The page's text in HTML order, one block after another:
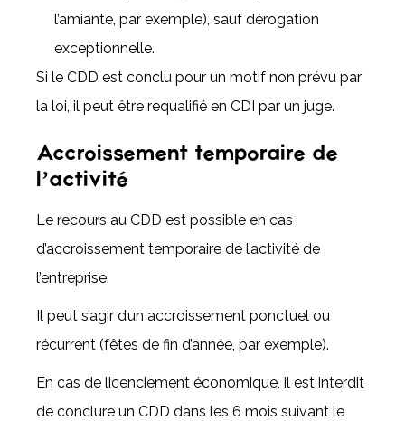
l’amiante, par exemple), sauf dérogation
exceptionnelle.
Si le CDD est conclu pour un motif non prévu par
la loi, il peut être requalifié en CDI par un juge.
Accroissement temporaire de
l’activité
Le recours au CDD est possible en cas
d’accroissement temporaire de l’activité de
l’entreprise.
Il peut s’agir d’un accroissement ponctuel ou
récurrent (fêtes de fin d’année, par exemple).
En cas de licenciement économique, il est interdit
de conclure un CDD dans les 6 mois suivant le